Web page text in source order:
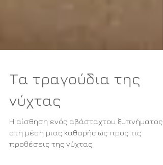
Τα τραγούδια της
νύχτας
Η αίσθηση ενός αβάσταχτου ξυπνήματος